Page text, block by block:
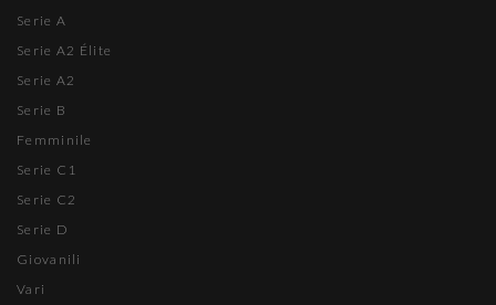
Serie A
Serie A2 Élite
Serie A2
Serie B
Femminile
Serie C1
Serie C2
Serie D
Giovanili
Vari